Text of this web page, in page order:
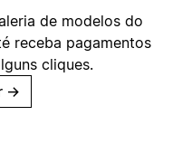
de modelos do
receba pagamentos
cliques.
→